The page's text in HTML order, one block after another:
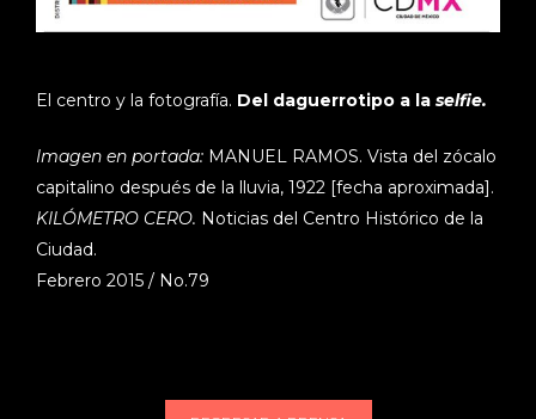
El centro y la fotografía. Del daguerrotipo a la selfie.
Imagen en portada: MANUEL RAMOS. Vista del zócalo
capitalino después de la lluvia, 1922 [fecha aproximada].
KILÓMETRO CERO. Noticias del Centro Histórico de la
Ciudad.
Febrero 2015 / No.79